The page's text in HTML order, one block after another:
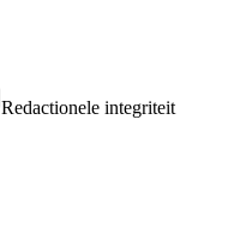
Redactionele integriteit